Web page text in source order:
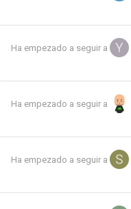
Ha empezado a seguir a
Ha empezado a seguir a
Ha empezado a seguir a